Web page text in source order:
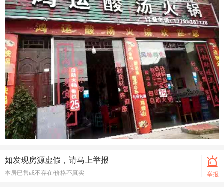
举报
如发现房源虚假，请马上举报
本房已售或不存在/价格不真实